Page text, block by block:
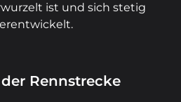
ist und sich stetig
Rennstrecke